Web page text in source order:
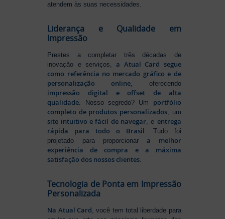
atendem às suas necessidades.
Liderança e Qualidade em
Impressão
Prestes a completar três décadas de
inovação e serviços,a Atual Card segue
como referência no mercado gráfico e de
personalização online, oferecendo
impressão digital e offset de alta
qualidade. Nosso segredo? Um portfólio
completo de produtos personalizados, um
site intuitivo e fácil de navegar, e entrega
rápida para todo o Brasil. Tudo foi
projetado para proporcionara melhor
experiência de compra e a máxima
satisfação dos nossos clientes.
Tecnologia de Ponta em Impressão
Personalizada
Na Atual Card , você tem total liberdade para